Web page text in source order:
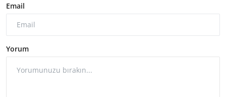
Email
Yorum